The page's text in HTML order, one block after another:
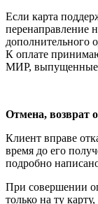
Если карта
перенаправление
дополнительного
К оплате
МИР, выпущенные
Отмена, возврат
Клиент вправе
время до его
подробно
При совершении
только на ту